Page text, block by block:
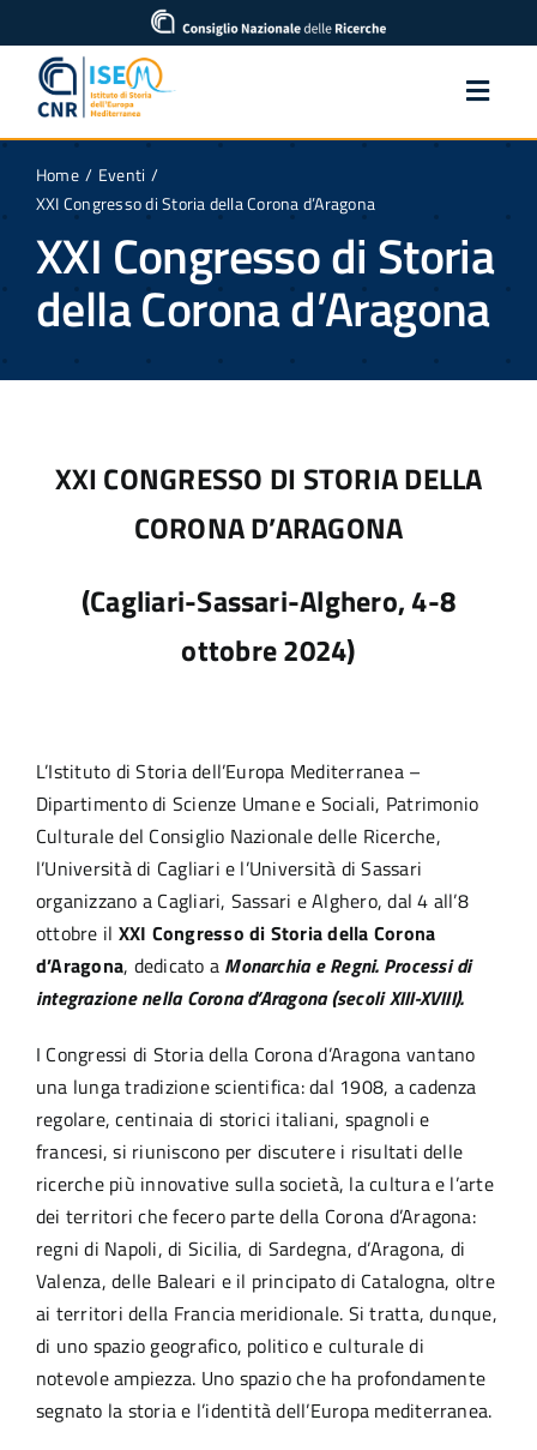
al
contenuto
Istituto
Ricerca
Notizie
Biblioteca
Home
Eventi
XXI Congresso di Storia della Corona d’Aragona
XXI Congresso di Storia
della Corona d’Aragona
XXI CONGRESSO DI STORIA DELLA
CORONA D’ARAGONA
(Cagliari-Sassari-Alghero, 4-8
ottobre 2024)
L’Istituto di Storia dell’Europa Mediterranea –
Dipartimento di Scienze Umane e Sociali, Patrimonio
Culturale del Consiglio Nazionale delle Ricerche,
l’Università di Cagliari e l’Università di Sassari
organizzano a Cagliari, Sassari e Alghero, dal 4 all’8
ottobre il XXI Congresso di Storia della Corona
d’Aragona, dedicato a Monarchia e Regni. Processi di
integrazione nella Corona d’Aragona (secoli XIII-XVIII).
I Congressi di Storia della Corona d’Aragona vantano
una lunga tradizione scientifica: dal 1908, a cadenza
regolare, centinaia di storici italiani, spagnoli e
francesi, si riuniscono per discutere i risultati delle
ricerche più innovative sulla società, la cultura e l’arte
dei territori che fecero parte della Corona d’Aragona:
regni di Napoli, di Sicilia, di Sardegna, d’Aragona, di
Valenza, delle Baleari e il principato di Catalogna, oltre
ai territori della Francia meridionale. Si tratta, dunque,
di uno spazio geografico, politico e culturale di
notevole ampiezza. Uno spazio che ha profondamente
segnato la storia e l’identità dell’Europa mediterranea.